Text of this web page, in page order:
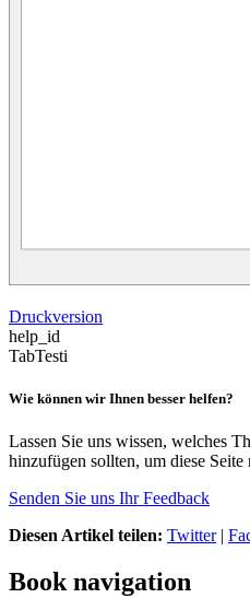
Druckversion
help_id
TabTesti
Wie können wir Ihnen besser helfen?
Lassen Sie uns wissen, welches
hinzufügen sollten, um diese Seite
Senden Sie uns Ihr Feedback
Diesen Artikel teilen: Twitter|
Book navigation